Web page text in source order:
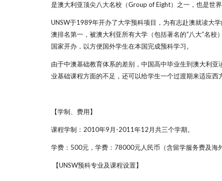
是澳大利亚顶尖八大名校（Group of Eight）之一，也是世
UNSW于1989年开办了大学预科项目，为有志赴澳就读大
澳排名第一，被澳大利亚所有大学（包括著名的“八大”名
国家开办，以方便国外学生在本国完成预科学习。
由于中澳基础教育体系的差别，中国高中毕业生到澳大利
业基础课程方面的不足，还可以给学生一个过渡期来适应
【学制、费用】
课程学制：2010年9月-2011年12月共三个学期。
学费：500元，学费：78000元人民币（含留学服务费及海
【UNSW预科专业及课程设置】